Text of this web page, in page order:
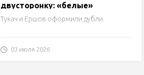
двусторонку: «белые»
победили «синих», Грамович
Тукач и Ершов оформили дубли.
03 июля 2026